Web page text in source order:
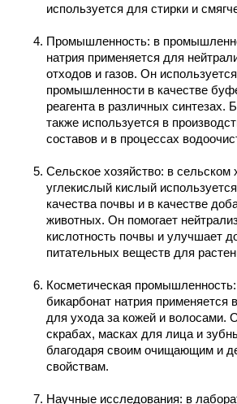
используется для стирки и
Промышленность: в
натрия применяется для
отходов и газов. Он
промышленности в качестве
реагента в различных синтезах.
также используется в
составов и в процессах
Сельское хозяйство: в сельском
углекислый кислый
качества почвы и в качестве
животных. Он помогает
кислотность почвы и улучшает
питательных веществ для
Косметическая
бикарбонат натрия применяется
для ухода за кожей и волосами.
скрабах, масках для лица и
благодаря своим очищающим и
свойствам.
Научные исследования: в